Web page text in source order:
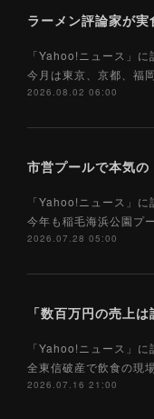
「Yahoo!ニュース」に
今月は東京、京都、福
2026.08.02 06:00
「Yahoo!ニュース」に
今年も稲毛海浜公園プ
2026.07.28 05:00
「Yahoo!ニュース」に
全東信破産で飲食の現
2026.07.16 21:00